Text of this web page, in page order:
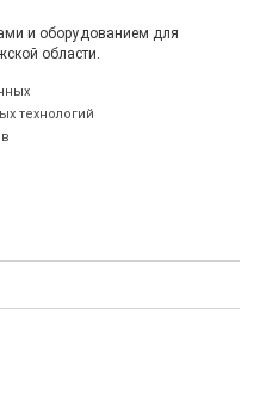
и оборудованием для
области.
технологий